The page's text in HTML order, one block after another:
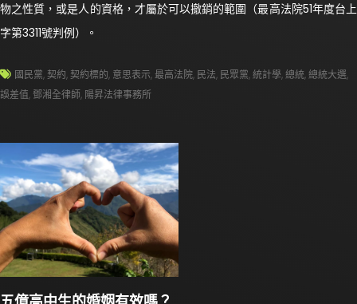
物之性質，或是人的資格，才屬於可以撤銷的範圍（最高法院51年度台上
字第3311號判例）。
國民黨, 契約, 契約標的, 意思表示,最高法院, 民法, 民眾黨,統計學, 總統, 總統大選,
誤差值, 鄧湘全律師, 陽昇法律事務所